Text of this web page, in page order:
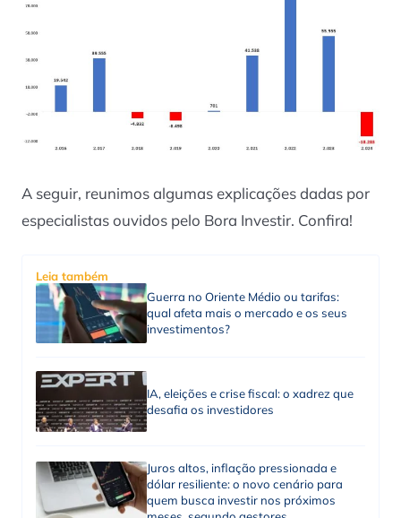
A seguir, reunimos algumas explicações dadas por
especialistas ouvidos pelo Bora Investir. Confira!
Leia também
Guerra no Oriente Médio ou tarifas:
qual afeta mais o mercado e os seus
investimentos?
IA, eleições e crise fiscal: o xadrez que
desafia os investidores
Juros altos, inflação pressionada e
dólar resiliente: o novo cenário para
quem busca investir nos próximos